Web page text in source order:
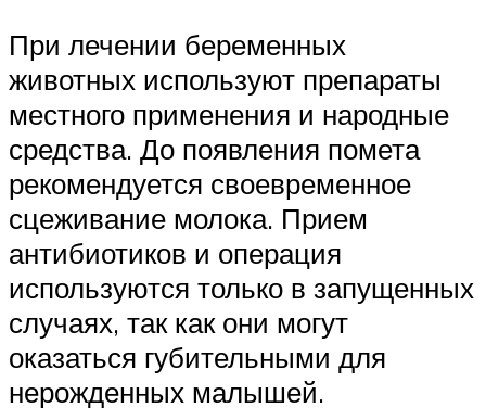
При лечении беременных
животных используют препараты
местного применения и народные
средства. До появления помета
рекомендуется своевременное
сцеживание молока. Прием
антибиотиков и операция
используются только в запущенных
случаях, так как они могут
оказаться губительными для
нерожденных малышей.